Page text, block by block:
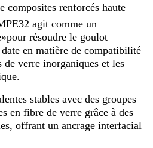
composites renforcés haute
agit comme un
»pour résoudre le goulot
en matière de compatibilité
verre inorganiques et les
stables avec des groupes
en fibre de verre grâce à des
offrant un ancrage interfacial